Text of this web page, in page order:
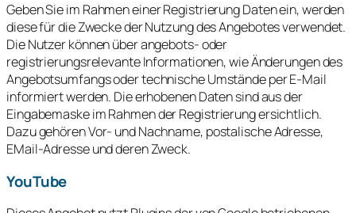
Geben Sie im Rahmen einer Registrierung Daten ein, werden
diese für die Zwecke der Nutzung des Angebotes verwendet.
Die Nutzer können über angebots- oder
registrierungsrelevante Informationen, wie Änderungen des
Angebotsumfangs oder technische Umstände per E-Mail
informiert werden. Die erhobenen Daten sind aus der
Eingabemaske im Rahmen der Registrierung ersichtlich.
Dazu gehören Vor- und Nachname, postalische Adresse,
EMail-Adresse und deren Zweck.
YouTube